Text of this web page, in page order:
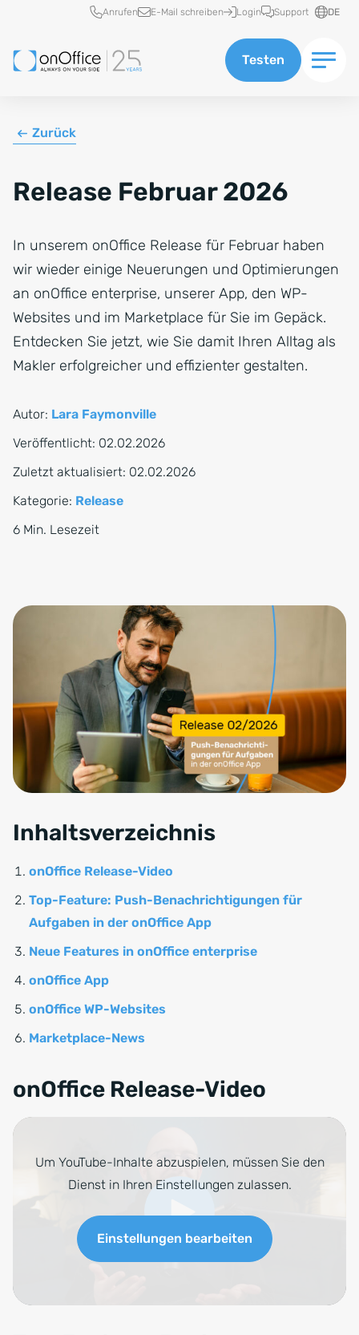
Schnellzugriff
Anrufen E-Mail schreiben Login Support DE
Testen
Zurück
Release Februar 2026
In unserem onOffice Release für Februar haben
wir wieder einige Neuerungen und Optimierungen
an onOffice enterprise, unserer App, den WP-
Websites und im Marketplace für Sie im Gepäck.
Entdecken Sie jetzt, wie Sie damit Ihren Alltag als
Makler erfolgreicher und effizienter gestalten.
Autor: Lara Faymonville
Veröffentlicht: 02.02.2026
Zuletzt aktualisiert: 02.02.2026
Kategorie: Release
6 Min. Lesezeit
Inhaltsverzeichnis
onOffice Release-Video
Top-Feature: Push-Benachrichtigungen für
Aufgaben in der onOffice App
Neue Features in onOffice enterprise
onOffice App
onOffice WP-Websites
Marketplace-News
onOffice Release-Video
Um YouTube-Inhalte abzuspielen, müssen Sie den
Dienst in Ihren Einstellungen zulassen.
Einstellungen bearbeiten